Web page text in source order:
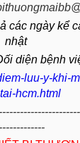
các ngày kể
nhật
diện bệnh
luu-y-khi-
hcm.html